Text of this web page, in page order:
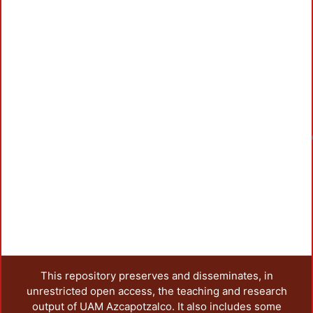
This repository preserves and disseminates, in
unrestricted open access, the teaching and research
output of UAM Azcapotzalco. It also includes some